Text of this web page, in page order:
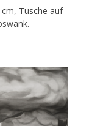
Tusche auf